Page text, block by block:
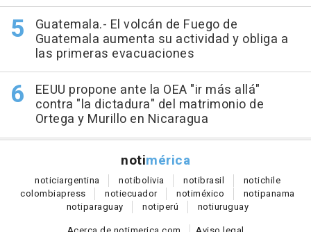
Guatemala.- El volcán de Fuego de
Guatemala aumenta su actividad y obliga a
las primeras evacuaciones
EEUU propone ante la OEA "ir más allá"
contra "la dictadura" del matrimonio de
Ortega y Murillo en Nicaragua
notimérica
noticiargentina notibolivia notibrasil notichile
colombiapress notiecuador notiméxico notipanama
notiparaguay notiperú notiuruguay